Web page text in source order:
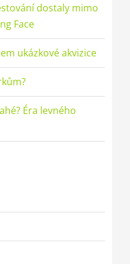
dostaly mimo
Face
ukázkové akvizice
Éra levného